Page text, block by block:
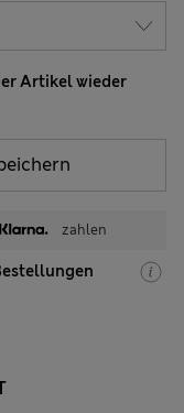
Artikel wieder
zahlen